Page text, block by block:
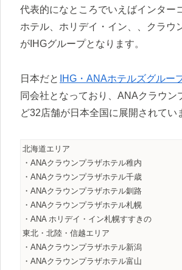
代表的になところでいえばインター
ホテル、ホリデイ・イン、、クラウ
がIHGグループとなります。
日本だと IHG・ANAホテルズグルー
同会社となっており、ANAクラウン
ど32店舗が日本全国に展開されてい
北海道エリア
・ANAクラウンプラザホテル稚内
・ANAクラウンプラザホテル千歳
・ANAクラウンプラザホテル釧路
・ANAクラウンプラザホテル札幌
・ANA ホリデイ・イン札幌すすきの
東北・北陸・信越エリア
・ANAクラウンプラザホテル新潟
・ANAクラウンプラザホテル富山